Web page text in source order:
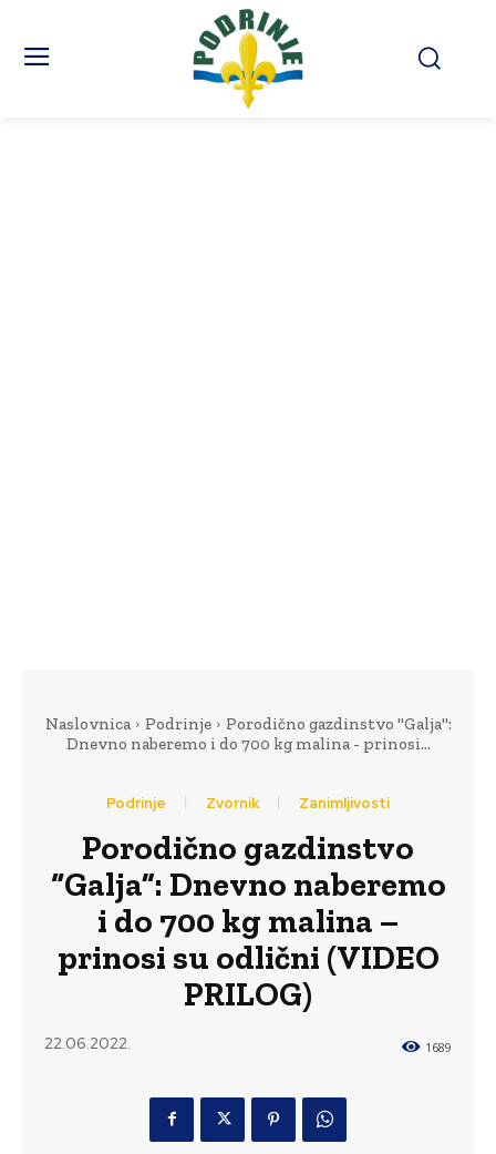
Naslovnica Podrinje
Porodično gazdinstvo "Galja":
Dnevno naberemo i do 700 kg malina - prinosi...
Podrinje Zvornik Zanimljivosti
Porodično gazdinstvo
“Galja”: Dnevno naberemo
i do 700 kg malina –
prinosi su odlični (VIDEO
PRILOG)
22.06.2022. 1689